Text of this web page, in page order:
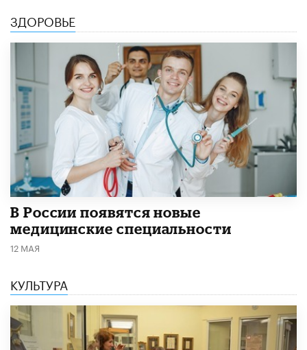
ЗДОРОВЬЕ
В России появятся новые
медицинские специальности
12 МАЯ
КУЛЬТУРА